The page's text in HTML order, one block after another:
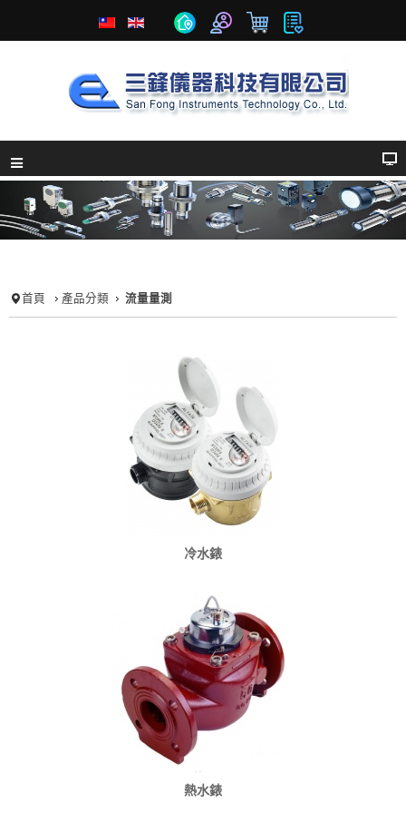
首頁 產品分類 流量量測
冷水錶
熱水錶